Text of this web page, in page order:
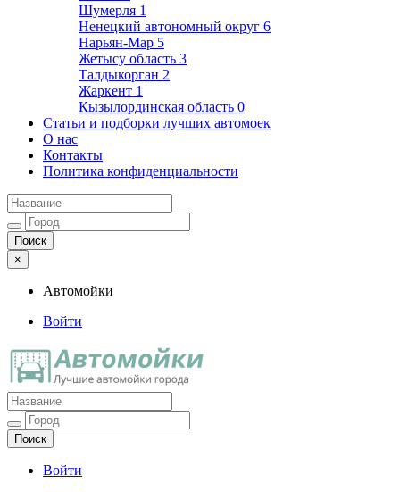
Шумерля 1
Ненецкий автономный округ 6
Нарьян-Мар 5
Жетысу область 3
Талдыкорган 2
Жаркент 1
Кызылординская область 0
Статьи и подборки лучших автомоек
О нас
Контакты
Политика конфиденциальности
×
Автомойки
Войти
Автомойки
Ещё один сайт на WordPress
Войти